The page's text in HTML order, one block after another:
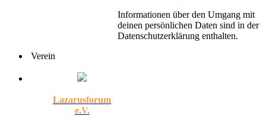
Informationen über den Umgang mit
deinen persönlichen Daten sind in der
Datenschutzerklärung enthalten.
Verein
Lazarusforum
e.V.